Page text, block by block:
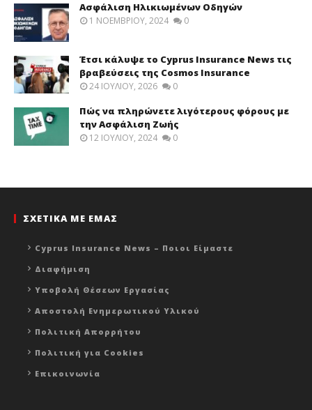
Ασφάλιση Ηλικιωμένων Οδηγών
1 ΝΟΕΜΒΡΊΟΥ, 2024 0
Έτσι κάλυψε το Cyprus Insurance News τις
βραβεύσεις της Cosmos Insurance
24 ΙΟΥΛΊΟΥ, 2026 0
Πώς να πληρώνετε λιγότερους φόρους με
την Ασφάλιση Ζωής
12 ΙΟΥΛΊΟΥ, 2024 0
ΣΧΕΤΙΚΑ ΜΕ ΕΜΑΣ
Cyprus Insurance News – Ποιοι Είμαστε
Διαφήμιση
Υποβολή Θέσεων Εργασίας
Αποστολή Ενημερωτικού Υλικού
Πολιτική Απορρήτου
Πολιτική για Cookies
Επικοινωνία